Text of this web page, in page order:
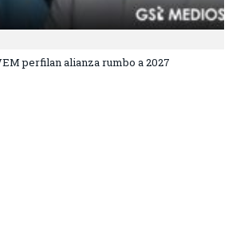
perfilan alianza rumbo a 2027